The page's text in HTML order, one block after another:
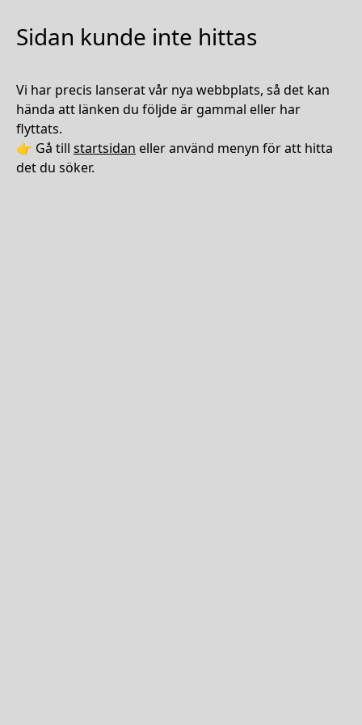
Sidan kunde inte hittas
Vi har precis lanserat vår nya webbplats, så det kan
hända att länken du följde är gammal eller har
flyttats.
👉 Gå till startsidan eller använd menyn för att hitta
det du söker.